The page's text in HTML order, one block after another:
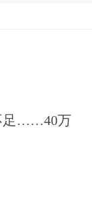
了限售期
重视公司
遭遇投资
销细则》
足……40万